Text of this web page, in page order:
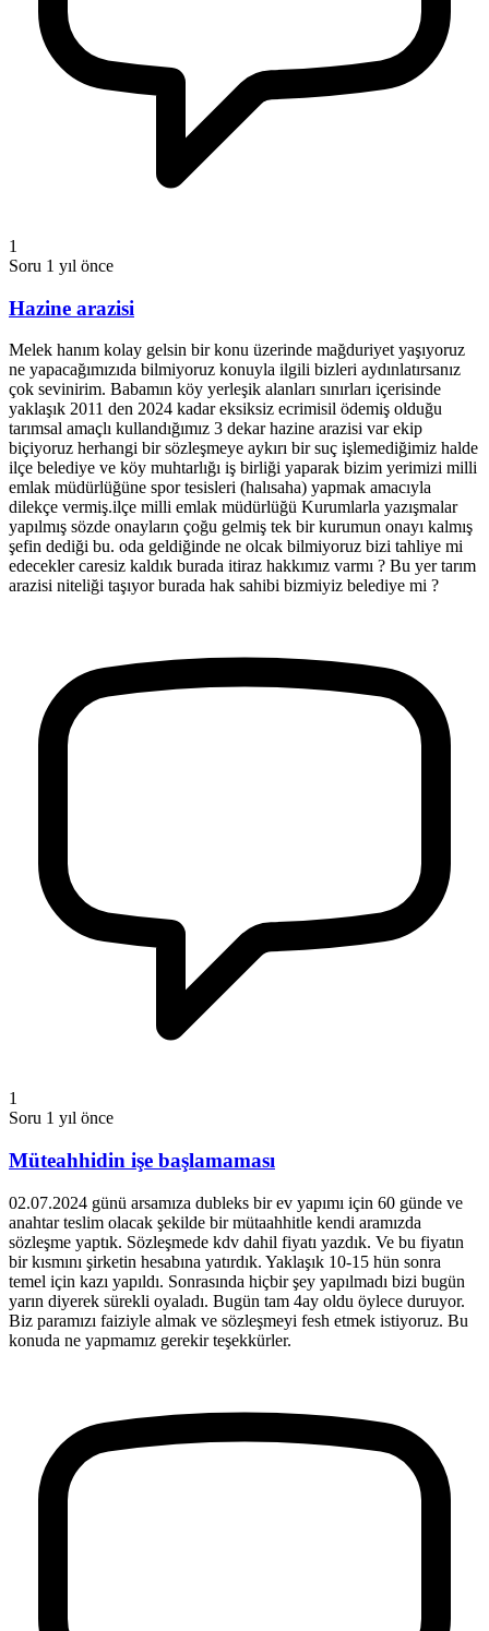
1
Soru 1 yıl önce
Hazine arazisi
Melek hanım kolay gelsin bir konu üzerinde mağduriyet yaşıyoruz
ne yapacağımızıda bilmiyoruz konuyla ilgili bizleri aydınlatırsanız
çok sevinirim. Babamın köy yerleşik alanları sınırları içerisinde
yaklaşık 2011 den 2024 kadar eksiksiz ecrimisil ödemiş olduğu
tarımsal amaçlı kullandığımız 3 dekar hazine arazisi var ekip
biçiyoruz herhangi bir sözleşmeye aykırı bir suç işlemediğimiz halde
ilçe belediye ve köy muhtarlığı iş birliği yaparak bizim yerimizi milli
emlak müdürlüğüne spor tesisleri (halısaha) yapmak amacıyla
dilekçe vermiş.ilçe milli emlak müdürlüğü Kurumlarla yazışmalar
yapılmış sözde onayların çoğu gelmiş tek bir kurumun onayı kalmış
şefin dediği bu. oda geldiğinde ne olcak bilmiyoruz bizi tahliye mi
edecekler caresiz kaldık burada itiraz hakkımız varmı ? Bu yer tarım
arazisi niteliği taşıyor burada hak sahibi bizmiyiz belediye mi ?
1
Soru 1 yıl önce
Müteahhidin işe başlamaması
02.07.2024 günü arsamıza dubleks bir ev yapımı için 60 günde ve
anahtar teslim olacak şekilde bir mütaahhitle kendi aramızda
sözleşme yaptık. Sözleşmede kdv dahil fiyatı yazdık. Ve bu fiyatın
bir kısmını şirketin hesabına yatırdık. Yaklaşık 10-15 hün sonra
temel için kazı yapıldı. Sonrasında hiçbir şey yapılmadı bizi bugün
yarın diyerek sürekli oyaladı. Bugün tam 4ay oldu öylece duruyor.
Biz paramızı faiziyle almak ve sözleşmeyi fesh etmek istiyoruz. Bu
konuda ne yapmamız gerekir teşekkürler.